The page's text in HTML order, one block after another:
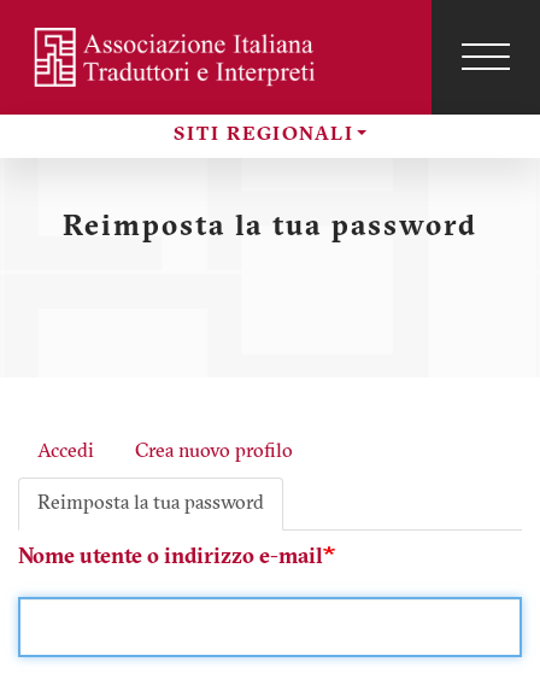
contenuto
principale
SITI REGIONALI
Menu
profilo
utente
Reimposta la tua password
Schede
primarie
Accedi Crea nuovo profilo
Reimposta la tua password
Nome utente o indirizzo e-mail